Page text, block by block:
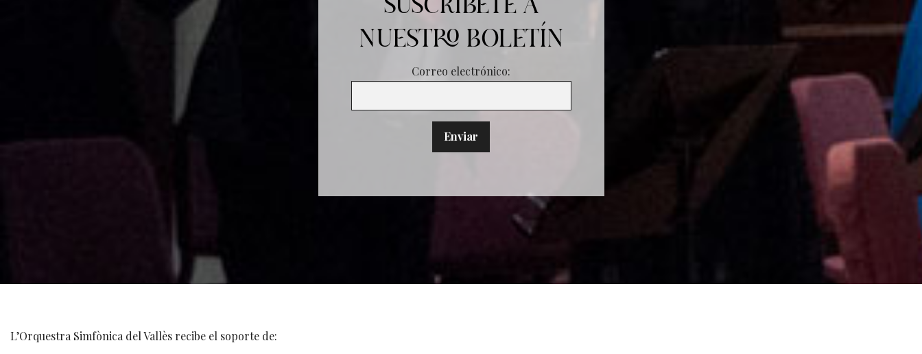
SUSCRÍBETE A
NUESTRO BOLETÍN
Correo electrónico:
L’Orquestra Simfònica del Vallès recibe el soporte de: